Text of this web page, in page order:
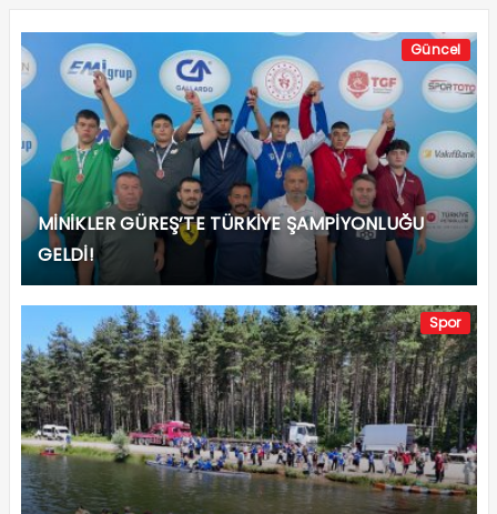
Güncel
MİNİKLER GÜREŞ’TE TÜRKİYE ŞAMPİYONLUĞU
GELDİ!
Spor